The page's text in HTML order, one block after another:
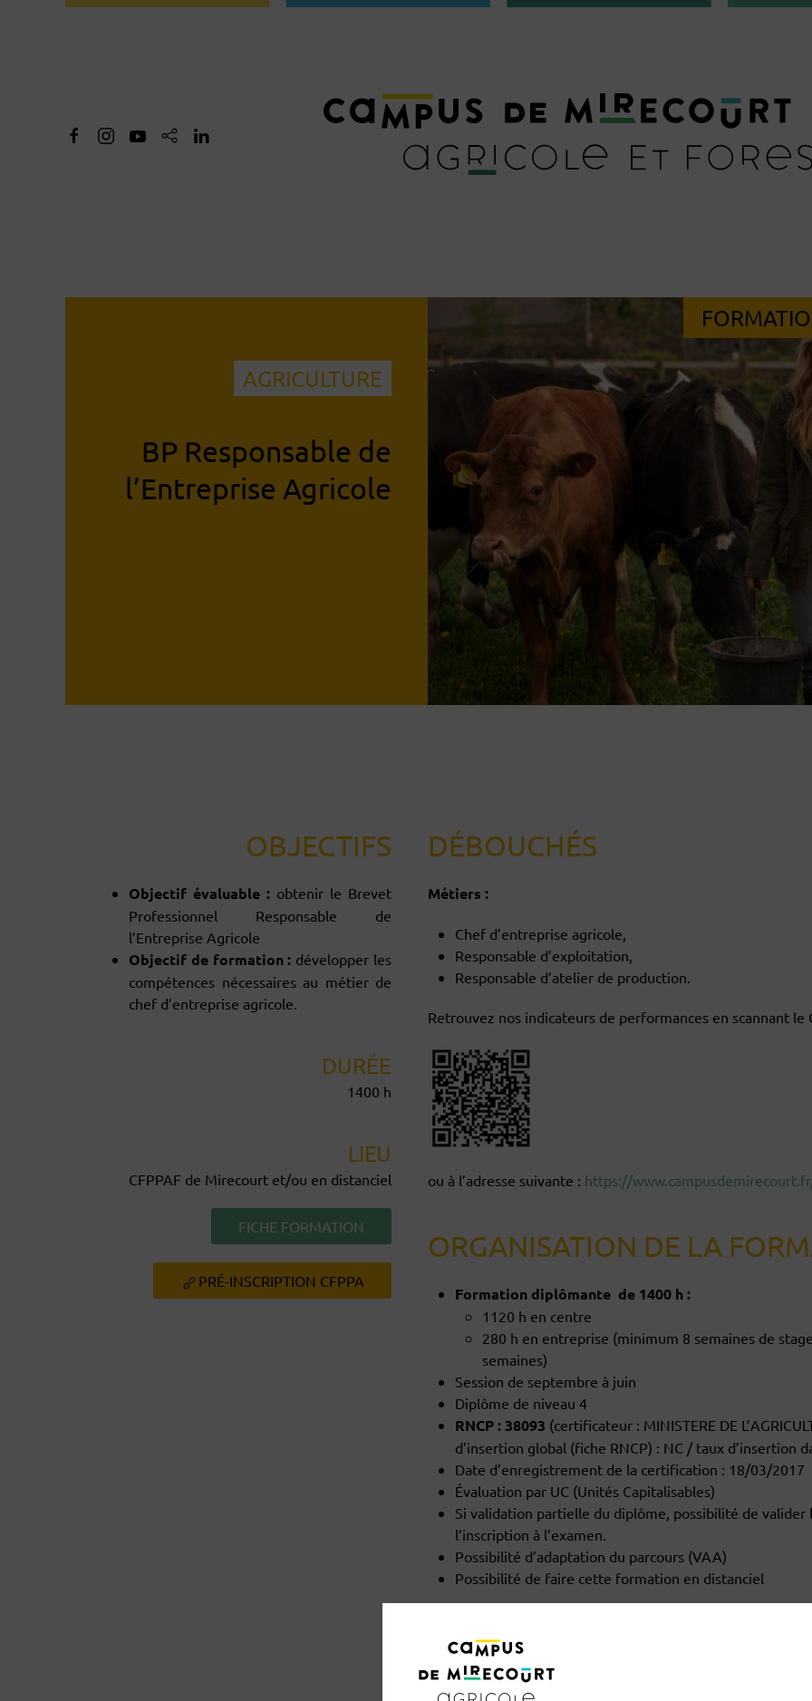
AGRICULTURE
BP Responsable de
l’Entreprise Agricole
OBJECTIFS
Objectif évaluable : obtenir le Brevet
Professionnel Responsable de
l’Entreprise Agricole
Objectif de formation : développer les
compétences nécessaires au métier de
chef d’entreprise agricole.
DURÉE
1400 h
LIEU
CFPPAF de Mirecourt et/ou en distanciel
FICHE FORMATION
PRÉ-INSCRIPTION CFPPA
DÉBOUCHÉS
Métiers :
Chef d’entreprise agricole,
Responsable d’exploitation,
Responsable d’atelier de production.
Retrouvez nos indicateurs de performances en scannant le
ou à l’adresse suivante : https://
ORGANISATION DE LA
Formation diplômante de 1400 h :
1120 h en centre
280 h en entreprise (minimum 8 semaines de
semaines)
Session de septembre à juin
Diplôme de niveau 4
RNCP : 38093 (certificateur : MINISTERE DE
d’insertion global (fiche RNCP) : NC / taux d’insertion
Date d’enregistrement de la certification : 18/03/2017
Évaluation par UC (Unités Capitalisables)
Si validation partielle du diplôme, possibilité de valider
l’inscription à l’examen.
Possibilité d’adaptation du parcours (VAA)
Possibilité de faire cette formation en distanciel
STRUCTURE DE LA
Embaucher un salarié